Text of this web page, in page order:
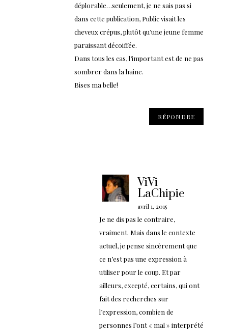
déplorable…seulement, je ne sais pas si
dans cette publication, Public visait les
cheveux crépus, plutôt qu’une jeune femme
paraissant décoiffée.
Dans tous les cas, l’important est de ne pas
sombrer dans la haine.
Bises ma belle!
RÉPONDRE
ViVi
LaChipie
avril 1, 2015
Je ne dis pas le contraire,
vraiment. Mais dans le contexte
actuel, je pense sincèrement que
ce n’est pas une expression à
utiliser pour le coup. Et par
ailleurs, excepté, certains, qui ont
fait des recherches sur
l’expression, combien de
personnes l’ont « mal » interprété